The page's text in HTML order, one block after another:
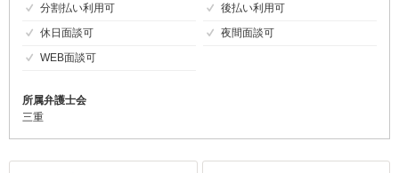
分割払い利用可
後払い利用可
休日面談可
夜間面談可
WEB面談可
所属弁護士会
三重